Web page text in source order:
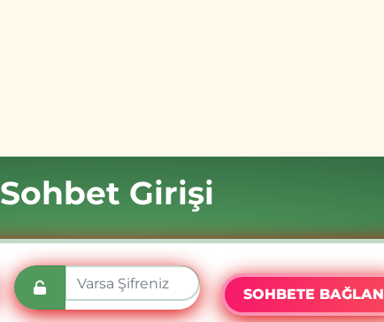
Sohbet Girişi
SOHBETE BAĞLAN